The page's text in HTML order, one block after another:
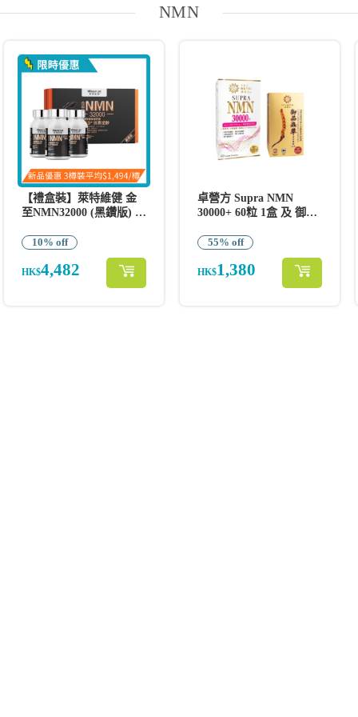
NMN
【禮盒裝】萊特維健 金
至NMN32000 (黑鑽版) 80
10% off
HK$4,482
卓營方 Supra NMN
30000+ 60粒 1盒 及 御品
盒55% off
HK$1,380